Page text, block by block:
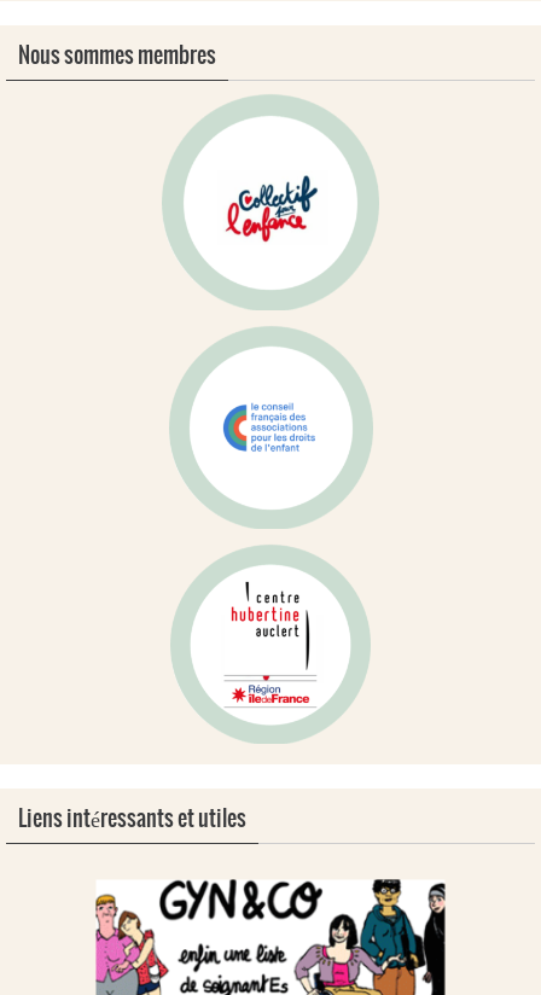
Nous sommes membres
Liens intéressants et utiles